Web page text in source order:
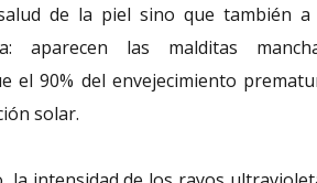
de la piel sino que también a
aparecen las malditas
el 90% del envejecimiento
solar.